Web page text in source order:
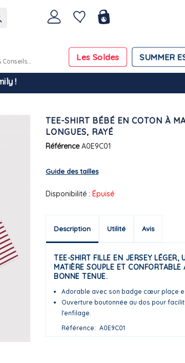
SUMMER
Les Soldes
Conseils...
!
!
promo)
TEE-SHIRT BÉBÉ EN COTON À
LONGUES, RAYÉ
Référence A0E9C01
Guide des tailles
Disponibilité : Épuisé
Description Utilité Avis
TEE-SHIRT FILLE EN JERSEY LÉGER,
MATIÈRE SOUPLE ET CONFORTABLE
BONNE TENUE.
Adorable avec son badge cœur plaçe
Ouverture boutonnée au dos pour
l'enfilage.
Référence
A0E9C01